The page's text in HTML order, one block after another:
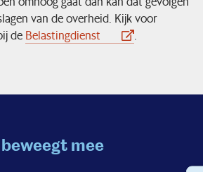
van de overheid. Kijk voor
de Belastingdienst .
mee